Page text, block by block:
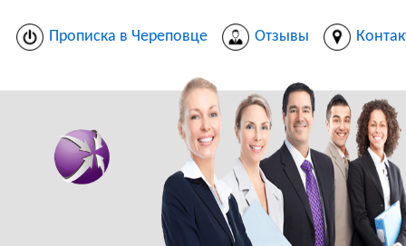
Прописка в Череповце Отзывы